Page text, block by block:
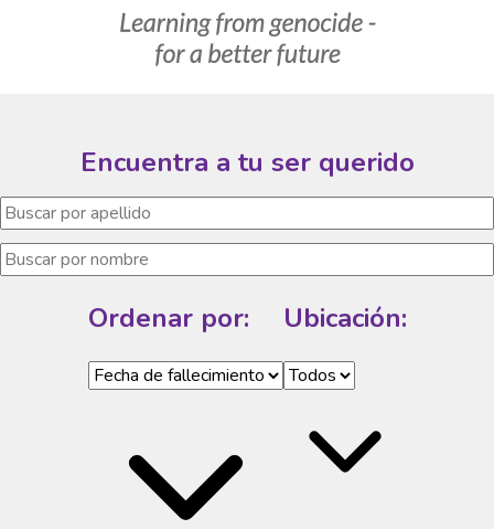
Encuentra a tu ser querido
Ordenar por: Ubicación: